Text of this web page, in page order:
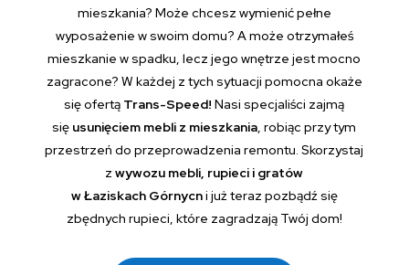
mieszkania? Może chcesz wymienić pełne
wyposażenie w swoim domu? A może otrzymałeś
mieszkanie w spadku, lecz jego wnętrze jest mocno
zagracone? W każdej z tych sytuacji pomocna okaże
się ofertą Trans-Speed! Nasi specjaliści zajmą
się usunięciem mebli z mieszkania, robiąc przy tym
przestrzeń do przeprowadzenia remontu. Skorzystaj
zwywozu mebli, rupieci i gratów
w Łaziskach Górnycni już teraz pozbądź się
zbędnych rupieci, które zagradzają Twój dom!